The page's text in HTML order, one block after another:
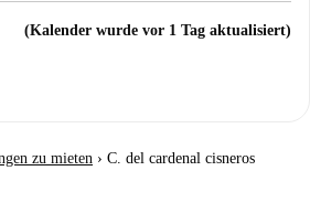
(Kalender wurde vor 1 Tag aktualisiert)
zu mieten › C. del cardenal cisneros